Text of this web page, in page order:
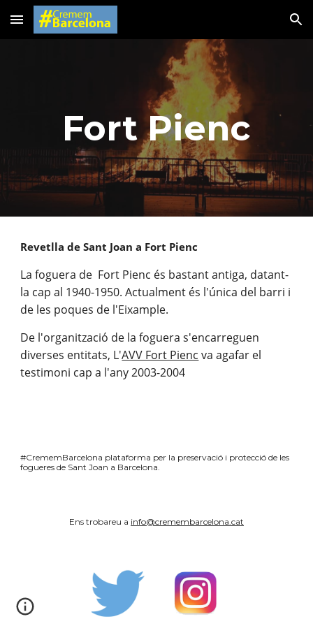
Skip to main content Skip to navigation
Fort Pienc
Revetlla de Sant Joan a Fort Pienc
La foguera de  Fort Pienc és bastant antiga, datant-
la cap al 1940-1950. Actualment és l'única del barri i
de les poques de l'Eixample.
De l'organització de la foguera s'encarreguen
diverses entitats, L'AVV Fort Pienc va agafar el
testimoni cap a l'any 2003-2004
#CrememBarcelona plataforma per la preservació i protecció de les
fogueres de Sant Joan a Barcelona.
Ens trobareu a info@cremembarcelona.cat